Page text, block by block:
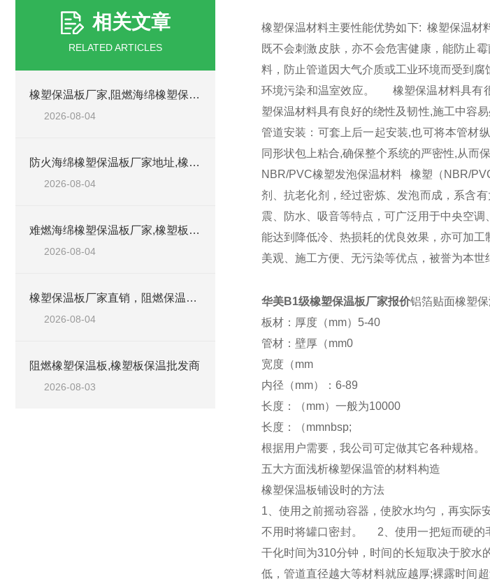
相关文章
RELATED ARTICLES
橡塑保温板厂家,阻燃海绵橡塑保温板厂家出售
2026-08-04
防火海绵橡塑保温板厂家地址,橡塑批发商
2026-08-04
难燃海绵橡塑保温板厂家,橡塑板阻燃保温棉
2026-08-04
橡塑保温板厂家直销，阻燃保温橡塑板材
2026-08-04
阻燃橡塑保温板,橡塑板保温批发商
2026-08-03
橡塑保温材料主要性能优势如下: 橡塑保温材
既不会刺激皮肤，亦不会危害健康，能防止
料，防止管道因大气介质或工业环境而受到
环境污染和温室效应。 橡塑保温材料具有
塑保温材料具有良好的绕性及韧性,施工中容
管道安装：可套上后一起安装,也可将本管材
同形状包上粘合,确保整个系统的严密性,从而
NBR/PVC橡塑发泡保温材料 橡塑（NBR/
剂、抗老化剂，经过密炼、发泡而成，系含
震、防水、吸音等特点，可广泛用于中央空
能达到降低冷、热损耗的优良效果，亦可加
美观、施工方便、无污染等优点，被誉为本世
华美B1级橡塑保温板厂家报价铝箔贴面橡塑
板材：厚度（mm）5-40
管材：壁厚（mm0
宽度（mm
内径（mm）：6-89
长度：（mm）一般为10000
长度：（mmnbsp;
根据用户需要，我公司可定做其它各种规格。
五大方面浅析橡塑保温管的材料构造
橡塑保温板铺设时的方法
1、使用之前摇动容器，使胶水均匀，再实际
不用时将罐口密封。 2、使用一把短而硬的
干化时间为310分钟，时间的长短取决于胶水
低，管道直径越大等材料就应越厚;裸露时间